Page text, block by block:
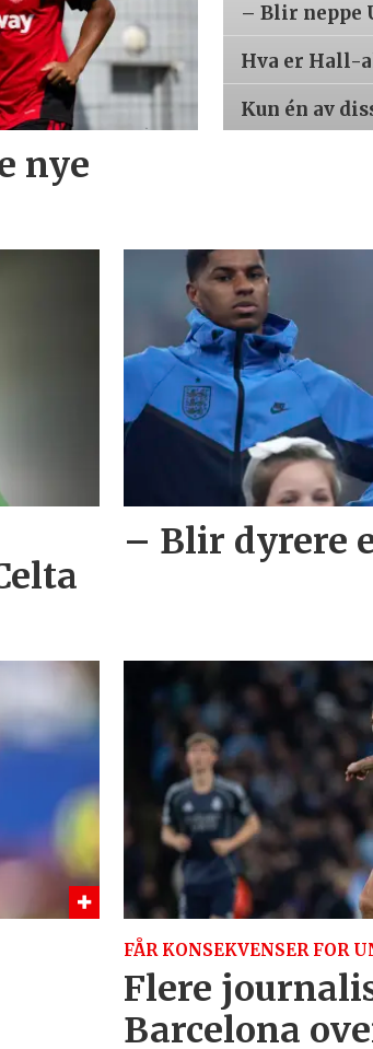
nye
– Blir
Hva er Hall-
Kun én av
– Blir dyrere
FÅR KONSEKVENSER FOR
Flere
Barcelona